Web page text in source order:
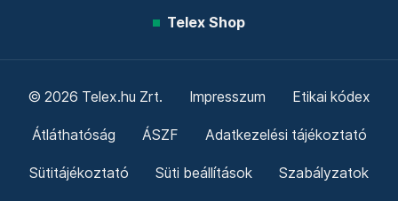
Telex Shop
© 2026 Telex.hu Zrt. Impresszum Etikai kódex
Átláthatóság ÁSZF Adatkezelési tájékoztató
Sütitájékoztató Süti beállítások Szabályzatok